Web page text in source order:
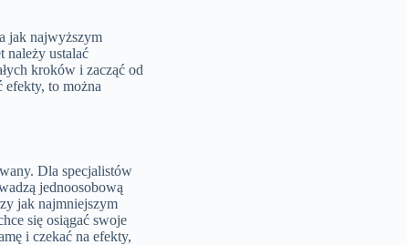
jak najwyższym
należy ustalać
kroków i zacząć od
efekty, to można
Dla specjalistów
jednoosobową
jak najmniejszym
się osiągać swoje
i czekać na efekty,